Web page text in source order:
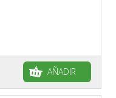
AÑADIR